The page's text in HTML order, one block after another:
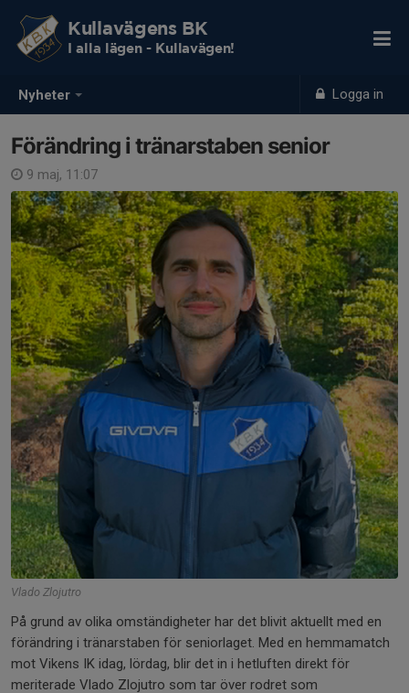
Nyheter Logga in
Kullavägens BK
I alla lägen - Kullavägen!
Förändring i tränarstaben senior
9 maj, 11:07
Vlado Zlojutro
På grund av olika omständigheter har det blivit aktuellt med en
förändring i tränarstaben för seniorlaget. Med en hemmamatch
mot Vikens IK idag, lördag, blir det in i hetluften direkt för
meriterade Vlado Zlojutro som tar över rodret som